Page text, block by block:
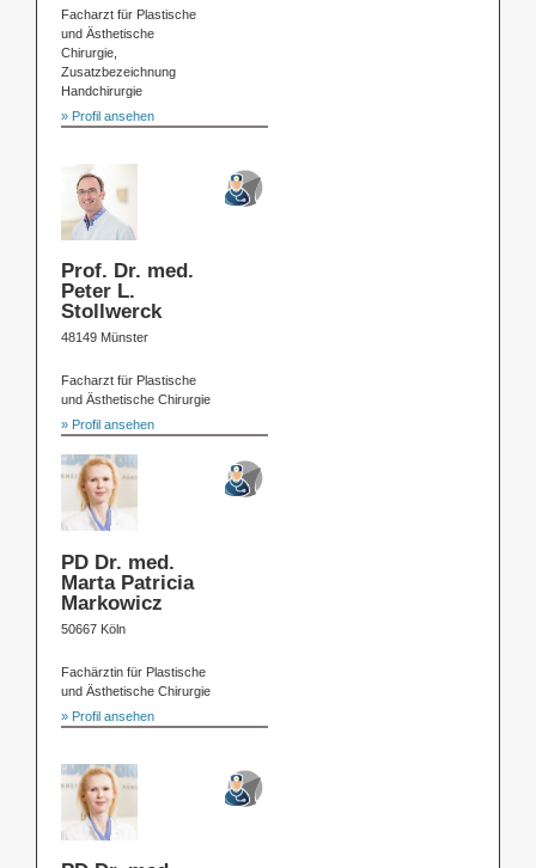
Facharzt für Plastische
und Ästhetische
Chirurgie,
Zusatzbezeichnung
Handchirurgie
» Profil ansehen
Prof. Dr. med.
Peter L.
Stollwerck
48149 Münster
Facharzt für Plastische
und Ästhetische Chirurgie
» Profil ansehen
PD Dr. med.
Marta Patricia
Markowicz
50667 Köln
Fachärztin für Plastische
und Ästhetische Chirurgie
» Profil ansehen